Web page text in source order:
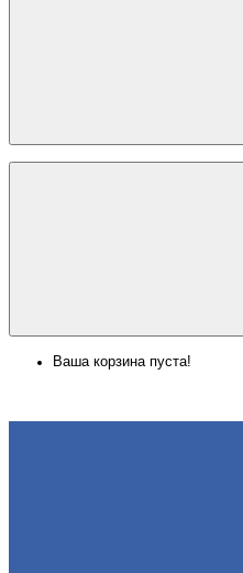
Ваша корзина пуста!